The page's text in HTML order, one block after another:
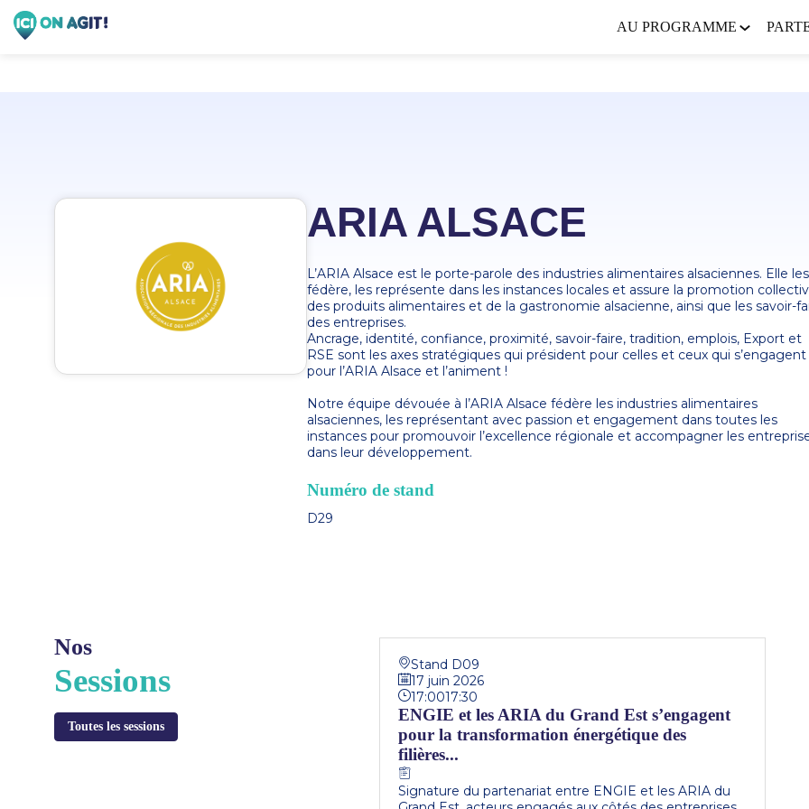
AU PROGRAMME
ARIA ALSACE
L’ARIA Alsace est le porte-parole des industries alimentaires alsaciennes. Elle les
fédère, les représente dans les instances locales et assure la promotion
des produits alimentaires et de la gastronomie alsacienne, ainsi que les savoir-
des entreprises.
Ancrage, identité, confiance, proximité, savoir-faire, tradition, emplois, Export et
RSE sont les axes stratégiques qui président pour celles et ceux qui s’engagent
pour l’ARIA Alsace et l’animent !
Notre équipe dévouée à l’ARIA Alsace fédère les industries alimentaires
alsaciennes, les représentant avec passion et engagement dans toutes les
instances pour promouvoir l’excellence régionale et accompagner les
dans leur développement.
Numéro de stand
D29
Nos
Sessions
Toutes les sessions
Stand D09
17 juin 2026
17:0017:30
ENGIE et les ARIA du Grand Est s’engagent
pour la transformation énergétique des
filières...
Signature du partenariat entre ENGIE et les ARIA du